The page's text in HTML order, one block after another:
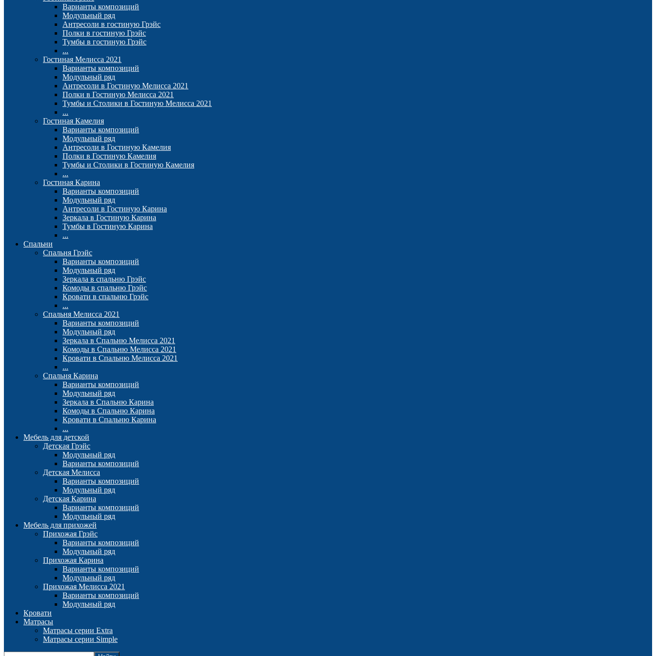
Варианты композиций
Модульный ряд
Антресоли в гостиную Грэйс
Полки в гостиную Грэйс
Тумбы в гостиную Грэйс
...
Гостиная Мелисса 2021
Варианты композиций
Модульный ряд
Антресоли в Гостиную Мелисса 2021
Полки в Гостиную Мелисса 2021
Тумбы и Столики в Гостиную Мелисса 2021
...
Гостиная Камелия
Варианты композиций
Модульный ряд
Антресоли в Гостиную Камелия
Полки в Гостиную Камелия
Тумбы и Столики в Гостиную Камелия
...
Гостиная Карина
Варианты композиций
Модульный ряд
Антресоли в Гостиную Карина
Зеркала в Гостиную Карина
Тумбы в Гостиную Карина
...
Спальни
Спальня Грэйс
Варианты композиций
Модульный ряд
Зеркала в спальню Грэйс
Комоды в спальню Грэйс
Кровати в спальню Грэйс
...
Спальня Мелисса 2021
Варианты композиций
Модульный ряд
Зеркала в Спальню Мелисса 2021
Комоды в Спальню Мелисса 2021
Кровати в Спальню Мелисса 2021
...
Спальня Карина
Варианты композиций
Модульный ряд
Зеркала в Спальню Карина
Комоды в Спальню Карина
Кровати в Спальню Карина
...
Мебель для детской
Детская Грэйс
Модульный ряд
Варианты композиций
Детская Мелисса
Варианты композиций
Модульный ряд
Детская Карина
Варианты композиций
Модульный ряд
Мебель для прихожей
Прихожая Грэйс
Варианты композиций
Модульный ряд
Прихожая Карина
Варианты композиций
Модульный ряд
Прихожая Мелисса 2021
Варианты композиций
Модульный ряд
Кровати
Матрасы
Матрасы серии Extra
Матрасы серии Simple